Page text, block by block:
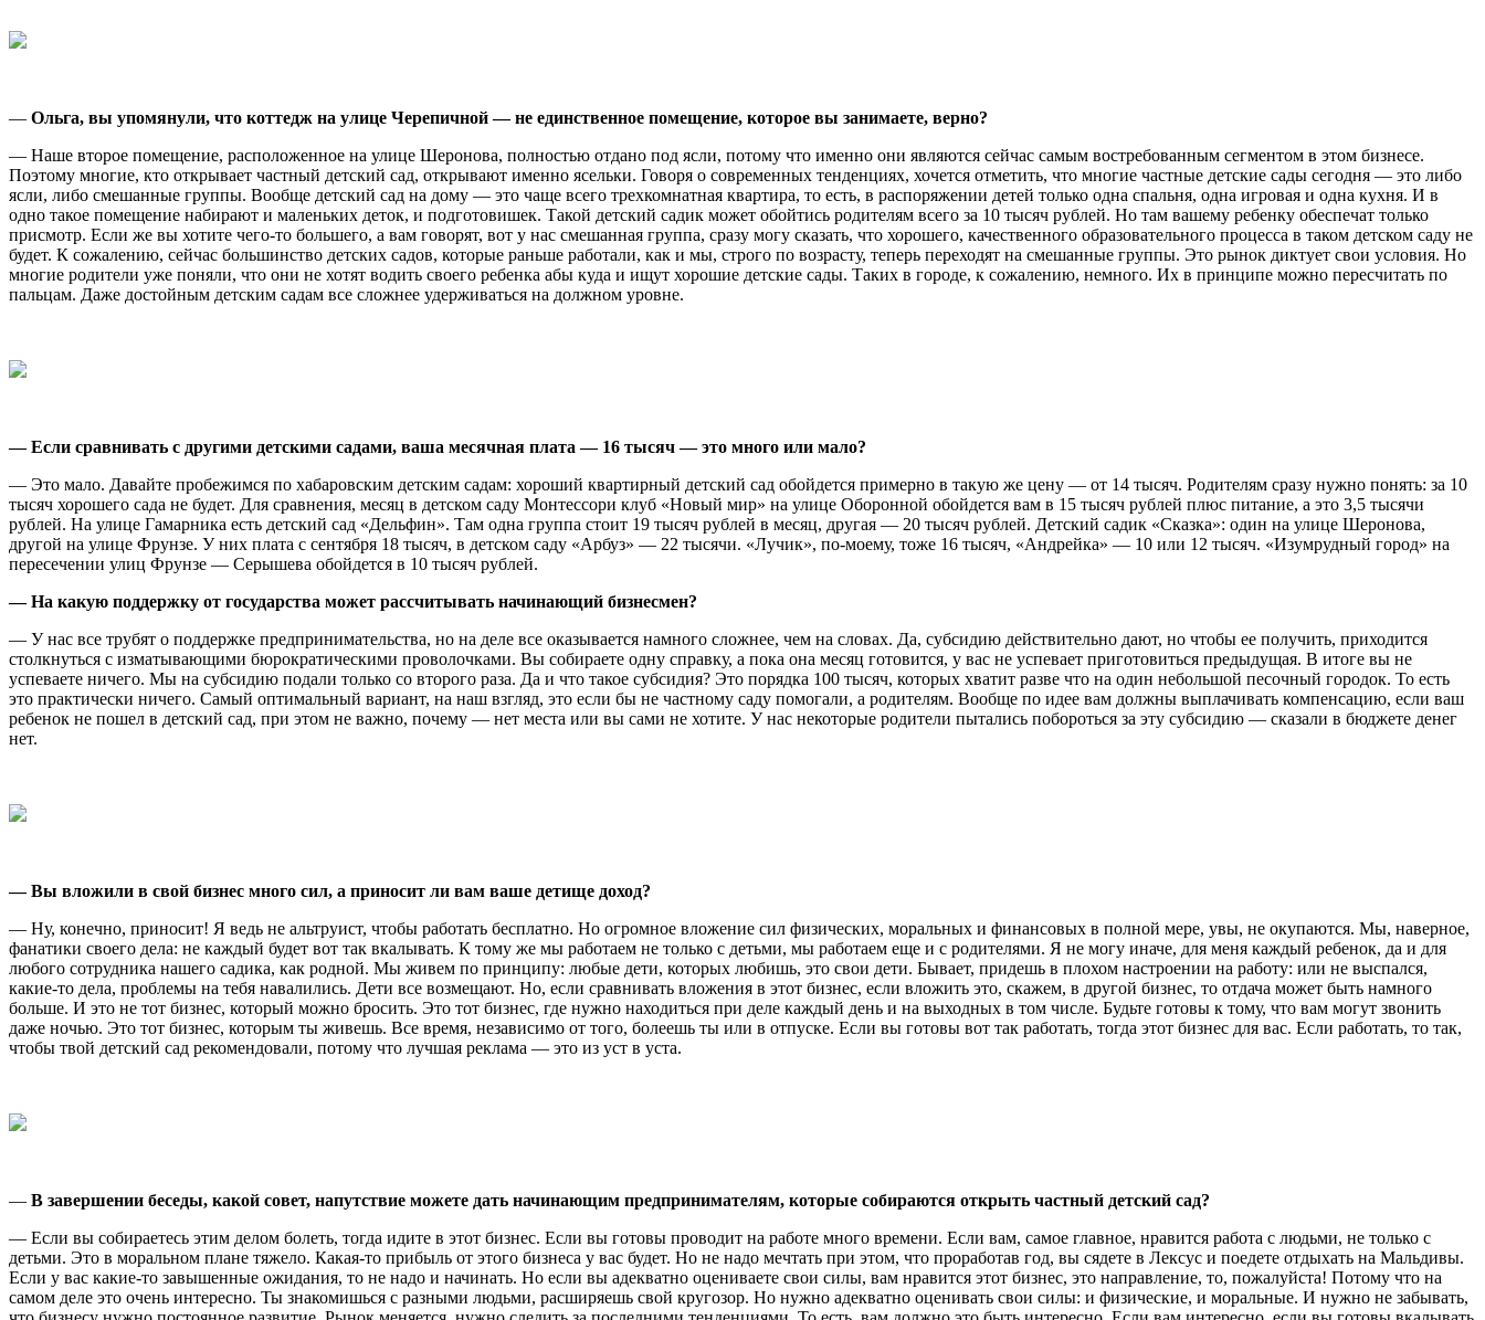
— Ольга, вы упомянули, что коттедж на улице Черепичной — не единственное помещение, которое вы занимаете, верно?
— Наше второе помещение, расположенное на улице Шеронова, полностью отдано под ясли, потому что именно они являются сейчас самым востребованным сегментом в этом бизнесе.
Поэтому многие, кто открывает частный детский сад, открывают именно ясельки. Говоря о современных тенденциях, хочется отметить, что многие частные детские сады сегодня — это либо
ясли, либо смешанные группы. Вообще детский сад на дому — это чаще всего трехкомнатная квартира, то есть, в распоряжении детей только одна спальня, одна игровая и одна кухня. И в
одно такое помещение набирают и маленьких деток, и подготовишек. Такой детский садик может обойтись родителям всего за 10 тысяч рублей. Но там вашему ребенку обеспечат только
присмотр. Если же вы хотите чего-то большего, а вам говорят, вот у нас смешанная группа, сразу могу сказать, что хорошего, качественного образовательного процесса в таком детском саду не
будет. К сожалению, сейчас большинство детских садов, которые раньше работали, как и мы, строго по возрасту, теперь переходят на смешанные группы. Это рынок диктует свои условия. Но
многие родители уже поняли, что они не хотят водить своего ребенка абы куда и ищут хорошие детские сады. Таких в городе, к сожалению, немного. Их в принципе можно пересчитать по
пальцам. Даже достойным детским садам все сложнее удерживаться на должном уровне.
— Если сравнивать с другими детскими садами, ваша месячная плата — 16 тысяч — это много или мало?
— Это мало. Давайте пробежимся по хабаровским детским садам: хороший квартирный детский сад обойдется примерно в такую же цену — от 14 тысяч. Родителям сразу нужно понять: за 10
тысяч хорошего сада не будет. Для сравнения, месяц в детском саду Монтессори клуб «Новый мир» на улице Оборонной обойдется вам в 15 тысяч рублей плюс питание, а это 3,5 тысячи
рублей. На улице Гамарника есть детский сад «Дельфин». Там одна группа стоит 19 тысяч рублей в месяц, другая — 20 тысяч рублей. Детский садик «Сказка»: один на улице Шеронова,
другой на улице Фрунзе. У них плата с сентября 18 тысяч, в детском саду «Арбуз» — 22 тысячи. «Лучик», по-моему, тоже 16 тысяч, «Андрейка» — 10 или 12 тысяч. «Изумрудный город» на
пересечении улиц Фрунзе — Серышева обойдется в 10 тысяч рублей.
— На какую поддержку от государства может рассчитывать начинающий бизнесмен?
— У нас все трубят о поддержке предпринимательства, но на деле все оказывается намного сложнее, чем на словах. Да, субсидию действительно дают, но чтобы ее получить, приходится
столкнуться с изматывающими бюрократическими проволочками. Вы собираете одну справку, а пока она месяц готовится, у вас не успевает приготовиться предыдущая. В итоге вы не
успеваете ничего. Мы на субсидию подали только со второго раза. Да и что такое субсидия? Это порядка 100 тысяч, которых хватит разве что на один небольшой песочный городок. То есть
это практически ничего. Самый оптимальный вариант, на наш взгляд, это если бы не частному саду помогали, а родителям. Вообще по идее вам должны выплачивать компенсацию, если ваш
ребенок не пошел в детский сад, при этом не важно, почему — нет места или вы сами не хотите. У нас некоторые родители пытались побороться за эту субсидию — сказали в бюджете денег
нет.
— Вы вложили в свой бизнес много сил, а приносит ли вам ваше детище доход?
— Ну, конечно, приносит! Я ведь не альтруист, чтобы работать бесплатно. Но огромное вложение сил физических, моральных и финансовых в полной мере, увы, не окупаются. Мы, наверное,
фанатики своего дела: не каждый будет вот так вкалывать. К тому же мы работаем не только с детьми, мы работаем еще и с родителями. Я не могу иначе, для меня каждый ребенок, да и для
любого сотрудника нашего садика, как родной. Мы живем по принципу: любые дети, которых любишь, это свои дети. Бывает, придешь в плохом настроении на работу: или не выспался,
какие-то дела, проблемы на тебя навалились. Дети все возмещают. Но, если сравнивать вложения в этот бизнес, если вложить это, скажем, в другой бизнес, то отдача может быть намного
больше. И это не тот бизнес, который можно бросить. Это тот бизнес, где нужно находиться при деле каждый день и на выходных в том числе. Будьте готовы к тому, что вам могут звонить
даже ночью. Это тот бизнес, которым ты живешь. Все время, независимо от того, болеешь ты или в отпуске. Если вы готовы вот так работать, тогда этот бизнес для вас. Если работать, то так,
чтобы твой детский сад рекомендовали, потому что лучшая реклама — это из уст в уста.
— В завершении беседы, какой совет, напутствие можете дать начинающим предпринимателям, которые собираются открыть частный детский сад?
— Если вы собираетесь этим делом болеть, тогда идите в этот бизнес. Если вы готовы проводит на работе много времени. Если вам, самое главное, нравится работа с людьми, не только с
детьми. Это в моральном плане тяжело. Какая-то прибыль от этого бизнеса у вас будет. Но не надо мечтать при этом, что проработав год, вы сядете в Лексус и поедете отдыхать на Мальдивы.
Если у вас какие-то завышенные ожидания, то не надо и начинать. Но если вы адекватно оцениваете свои силы, вам нравится этот бизнес, это направление, то, пожалуйста! Потому что на
самом деле это очень интересно. Ты знакомишься с разными людьми, расширяешь свой кругозор. Но нужно адекватно оценивать свои силы: и физические, и моральные. И нужно не забывать,